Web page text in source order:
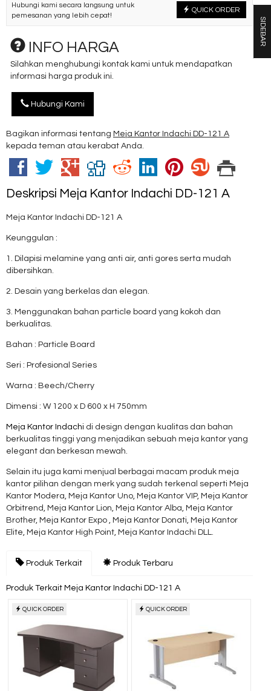
QUICK ORDER
Hubungi kami secara langsung untuk
pemesanan yang lebih cepat!
INFO HARGA
Silahkan menghubungi kontak kami untuk mendapatkan
informasi harga produk ini.
Hubungi Kami
Bagikan informasi tentang Meja Kantor Indachi DD-121 A
kepada teman atau kerabat Anda.
Deskripsi Meja Kantor Indachi DD-121 A
Meja Kantor Indachi DD-121 A
Keunggulan :
1. Dilapisi melamine yang anti air, anti gores serta mudah
dibersihkan.
2. Desain yang berkelas dan elegan.
3. Menggunakan bahan particle board yang kokoh dan
berkualitas.
Bahan : Particle Board
Seri : Profesional Series
Warna : Beech/Cherry
Dimensi : W 1200 x D 600 x H 750mm
Meja Kantor Indachi di design dengan kualitas dan bahan
berkualitas tinggi yang menjadikan sebuah meja kantor yang
elegant dan berkesan mewah.
Selain itu juga kami menjual berbagai macam produk meja
kantor pilihan dengan merk yang sudah terkenal seperti Meja
Kantor Modera, Meja Kantor Uno, Meja Kantor VIP, Meja Kantor
Orbitrend, Meja Kantor Lion, Meja Kantor Alba, Meja Kantor
Brother, Meja Kantor Expo , Meja Kantor Donati, Meja Kantor
Elite, Meja Kantor High Point, Meja Kantor Indachi DLL.
Produk Terkait Produk Terbaru
Produk Terkait Meja Kantor Indachi DD-121 A
QUICK ORDER QUICK ORDER
SIDEBAR